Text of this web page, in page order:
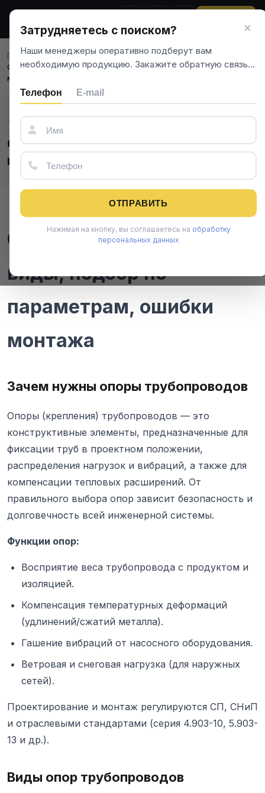
Главная
Новости
Опоры трубопроводов: виды, подбор по параметрам, ошибки
монтажа
22 марта 2026
Опоры трубопроводов: виды, подбор
по параметрам, ошибки монтажа
Опоры трубопроводов:
виды, подбор по
параметрам, ошибки
монтажа
Зачем нужны опоры трубопроводов
Опоры (крепления) трубопроводов — это
конструктивные элементы, предназначенные для
фиксации труб в проектном положении,
распределения нагрузок и вибраций, а также для
компенсации тепловых расширений. От
правильного выбора опор зависит безопасность и
долговечность всей инженерной системы.
Функции опор:
Восприятие веса трубопровода с продуктом и
изоляцией.
Компенсация температурных деформаций
(удлинений/сжатий металла).
Гашение вибраций от насосного оборудования.
Ветровая и снеговая нагрузка (для наружных
сетей).
Проектирование и монтаж регулируются СП, СНиП
и отраслевыми стандартами (серия 4.903-10, 5.903-
13 и др.).
Виды опор трубопроводов
×
Затрудняетесь с поиском?
Наши менеджеры оперативно подберут вам
необходимую продукцию. Закажите обратную связь…
Телефон E-mail
ОТПРАВИТЬ
Нажимая на кнопку, вы соглашаетесь на обработку
персональных данных